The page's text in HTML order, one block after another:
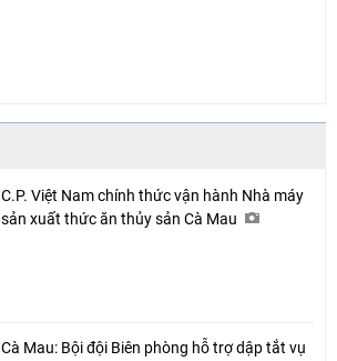
C.P. Việt Nam chính thức vận hành Nhà máy
sản xuất thức ăn thủy sản Cà Mau
Cà Mau: Bội đội Biên phòng hỗ trợ dập tắt vụ